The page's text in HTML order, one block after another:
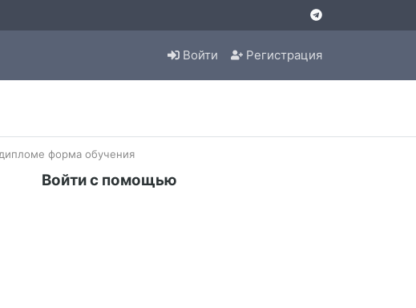
Войти Регистрация
форма обучения
Войти с помощью